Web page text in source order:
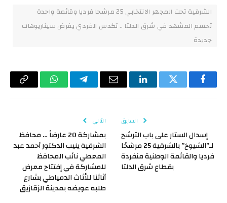
الشرقية تحت المجهر الانتخابي 25 مرشحا فرديا وقائمة واحدة
تحسم المشهد في شرق الدلتا .. تكدس الفردي يفرض سيناريوهات
جديدة
فيسبوكتويتر لينكدإن البريد
تيلقرام واتسابCopy
السابق
إسدال الستار على باب الترشح
لـ”الشيوخ” بالشرقية 25 مرشحًا
فرديا والقائمة الوطنية منفردة
بقطاع شرق الدلتا
التالي
بمشاركة 20 عارضاً … محافظ
الشرقية ينيب الدكتور أحمد عبد
المعطي نائب المحافظ
للمشاركة في إفتتاح معرض
أثاثنا للأثاث الدمياطي بشارع
طلبه عويضه بمدينة الزقازيق